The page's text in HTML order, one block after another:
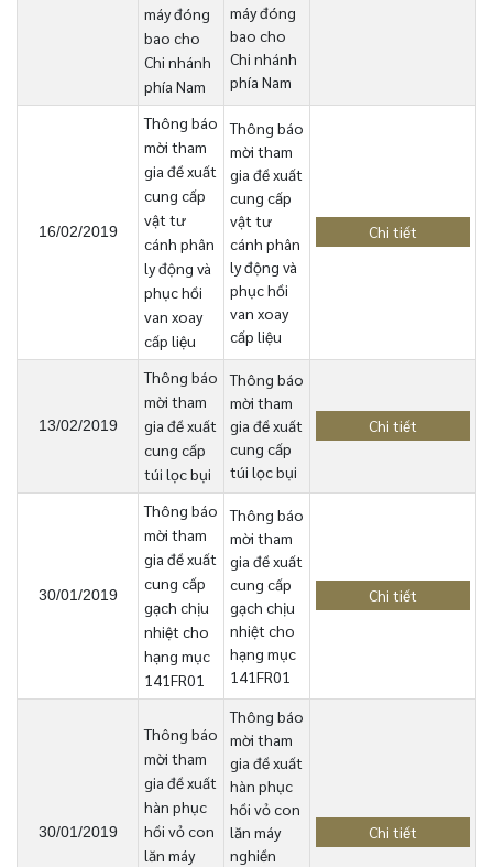
máy đóng
bao cho
Chi nhánh
phía Nam
máy đóng
bao cho
Chi nhánh
phía Nam
16/02/2019
Thông báo
mời tham
gia đề xuất
cung cấp
vật tư
cánh phân
ly động và
phục hồi
van xoay
cấp liệu
Thông báo
mời tham
gia đề xuất
cung cấp
vật tư
cánh phân
ly động và
phục hồi
van xoay
cấp liệu
Chi tiết
13/02/2019
Thông báo
mời tham
gia đề xuất
cung cấp
túi lọc bụi
Thông báo
mời tham
gia đề xuất
cung cấp
túi lọc bụi
Chi tiết
30/01/2019
Thông báo
mời tham
gia đề xuất
cung cấp
gạch chịu
nhiệt cho
hạng mục
141FR01
Thông báo
mời tham
gia đề xuất
cung cấp
gạch chịu
nhiệt cho
hạng mục
141FR01
Chi tiết
30/01/2019
Thông báo
mời tham
gia đề xuất
hàn phục
hồi vỏ con
lăn máy
Thông báo
mời tham
gia đề xuất
hàn phục
hồi vỏ con
lăn máy
nghiền
Chi tiết